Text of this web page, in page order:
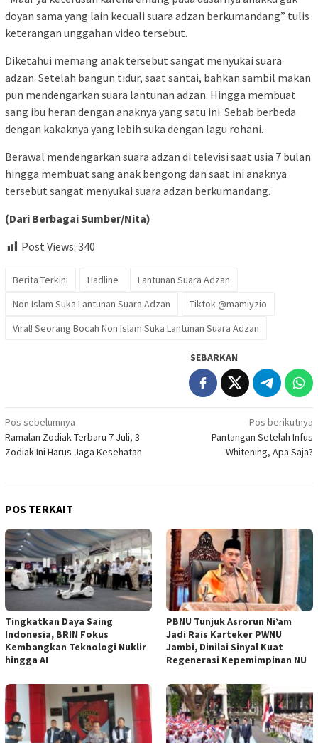
doyan sama yang lain kecuali suara adzan berkumandang” tulis
keterangan unggahan video tersebut.
Diketahui memang anak tersebut sangat menyukai suara
adzan. Setelah bangun tidur, saat santai, bahkan sambil makan
pun mendengarkan suara lantunan adzan. Hingga membuat
sang ibu heran dengan anaknya yang satu ini. Sebab berbeda
dengan kakaknya yang lebih suka dengan lagu rohani.
Berawal mendengarkan suara adzan di televisi saat usia 7 bulan
hingga membuat sang anak bengong dan saat ini anaknya
tersebut sangat menyukai suara adzan berkumandang.
(Dari Berbagai Sumber/Nita)
Post Views: 340
Berita Terkini Hadline
Lantunan Suara Adzan
Non Islam Suka Lantunan Suara Adzan
Tiktok @mamiyzio
Viral! Seorang Bocah Non Islam Suka Lantunan Suara Adzan
SEBARKAN
Navigasi
pos
Pos sebelumnya
Ramalan Zodiak Terbaru 7 Juli, 3
Zodiak Ini Harus Jaga Kesehatan
Pos berikutnya
Pantangan Setelah Infus
Whitening, Apa Saja?
POS TERKAIT
Tingkatkan Daya Saing
Indonesia, BRIN Fokus
Kembangkan Teknologi Nuklir
hingga AI
PBNU Tunjuk Asrorun Ni’am
Jadi Rais Karteker PWNU
Jambi, Dinilai Sinyal Kuat
Regenerasi Kepemimpinan NU